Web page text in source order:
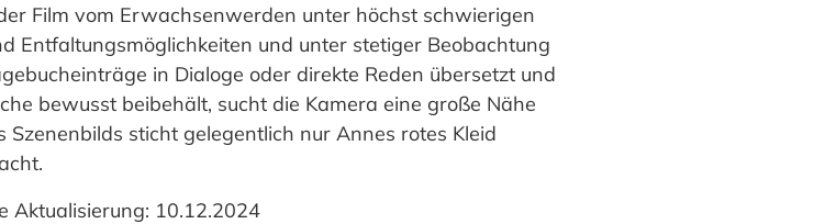
Film vom Erwachsenwerden unter höchst schwierigen
Entfaltungsmöglichkeiten und unter stetiger Beobachtung
in Dialoge oder direkte Reden übersetzt und
bewusst beibehält, sucht die Kamera eine große Nähe
sticht gelegentlich nur Annes rotes Kleid
Aktualisierung: 10.12.2024